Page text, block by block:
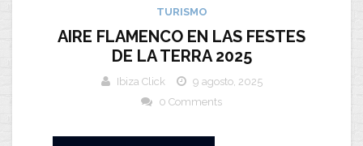
TURISMO
AIRE FLAMENCO EN LAS FESTES
DE LA TERRA 2025
Ibiza Click
9 agosto, 2025
0 Comments